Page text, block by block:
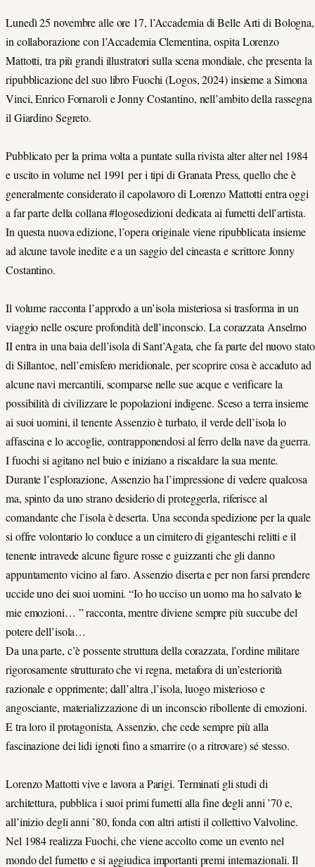
Lunedì 25 novembre alle ore 17, l’Accademia di Belle Arti di Bologna,
in collaborazione con l’Accademia Clementina, ospita Lorenzo
Mattotti, tra più grandi illustratori sulla scena mondiale, che presenta la
ripubblicazione del suo libro Fuochi (Logos, 2024) insieme a Simona
Vinci, Enrico Fornaroli e Jonny Costantino, nell’ambito della rassegna
il Giardino Segreto.
Pubblicato per la prima volta a puntate sulla rivista alter alter nel 1984
e uscito in volume nel 1991 per i tipi di Granata Press, quello che è
generalmente considerato il capolavoro di Lorenzo Mattotti entra oggi
a far parte della collana #logosedizioni dedicata ai fumetti dell’artista.
In questa nuova edizione, l’opera originale viene ripubblicata insieme
ad alcune tavole inedite e a un saggio del cineasta e scrittore Jonny
Costantino.
Il volume racconta l’approdo a un’isola misteriosa si trasforma in un
viaggio nelle oscure profondità dell’inconscio. La corazzata Anselmo
II entra in una baia dell’isola di Sant’Agata, che fa parte del nuovo stato
di Sillantoe, nell’emisfero meridionale, per scoprire cosa è accaduto ad
alcune navi mercantili, scomparse nelle sue acque e verificare la
possibilità di civilizzare le popolazioni indigene. Sceso a terra insieme
ai suoi uomini, il tenente Assenzio è turbato, il verde dell’isola lo
affascina e lo accoglie, contrapponendosi al ferro della nave da guerra.
I fuochi si agitano nel buio e iniziano a riscaldare la sua mente.
Durante l’esplorazione, Assenzio ha l’impressione di vedere qualcosa
ma, spinto da uno strano desiderio di proteggerla, riferisce al
comandante che l’isola è deserta. Una seconda spedizione per la quale
si offre volontario lo conduce a un cimitero di giganteschi relitti e il
tenente intravede alcune figure rosse e guizzanti che gli danno
appuntamento vicino al faro. Assenzio diserta e per non farsi prendere
uccide uno dei suoi uomini. “Io ho ucciso un uomo ma ho salvato le
mie emozioni… ” racconta, mentre diviene sempre più succube del
potere dell’isola…
Da una parte, c’è possente struttura della corazzata, l’ordine militare
rigorosamente strutturato che vi regna, metafora di un’esteriorità
razionale e opprimente; dall’altra ,l’isola, luogo misterioso e
angosciante, materializzazione di un inconscio ribollente di emozioni.
E tra loro il protagonista, Assenzio, che cede sempre più alla
fascinazione dei lidi ignoti fino a smarrire (o a ritrovare) sé stesso.
Lorenzo Mattotti vive e lavora a Parigi. Terminati gli studi di
architettura, pubblica i suoi primi fumetti alla fine degli anni ’70 e,
all’inizio degli anni ’80, fonda con altri artisti il collettivo Valvoline.
Nel 1984 realizza Fuochi, che viene accolto come un evento nel
mondo del fumetto e si aggiudica importanti premi internazionali. Il